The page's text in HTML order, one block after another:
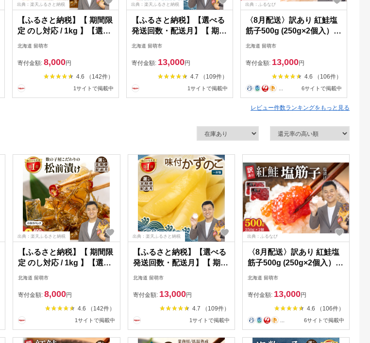
出典：楽天ふるさと納税
【ふるさと納税】【 期間限
定 のし対応 / 1kg 】【選べ
る配送月 / 500g 1kg】数の
400 g / 500 g / 750 g /800 g
/ 1 kg / 2 kg 【選べる数
量・選べる発送回数】数の
子 松前漬け 北海道 珍味 ご
北海道 留萌市
寄付金額: 8,000円
4.6 （142件）
1サイトで掲載中
出典：楽天ふるさと納税
【ふるさと納税】【選べる
発送回数・配送月】【 期間
限定 のし対応 / 500g 】味
袋)1本物 人気 魚卵 高級 北
海道 小分け おつまみ ご飯
のお供 珍味 海鮮 海産物 海
の幸 魚介類 魚卵 味付かず
北海道 留萌市
寄付金額: 13,000円
4.7 （109件）
1サイトで掲載中
出典：ふるなび
〈8月配送〉訳あり 紅鮭塩
筋子500g (250g×2個入）加
藤水産 ひとくちカット す
ぎりの具 贈答 ギフト 人気
留萌市 R002-005-08
北海道 留萌市
寄付金額: 13,000円
4.6 （106件）
6サイトで掲載中
レビュー件数ランキングをもっと見る
出典：楽天ふるさと納税
【ふるさと納税】【 期間限
定 のし対応 / 1kg 】【選べ
る配送月 / 500g 1kg】数の
g / 500 g / 750 g /800 g / 1
kg / 2 kg 【選べる数量・選
べる発送回数】数の子 松前
漬け 北海道 珍味 ごはんの
お供 お正月 おせち 加工品
北海道 留萌市
寄付金額:8,000円
4.6 （142件）
1サイトで掲載中
出典：楽天ふるさと納税
【ふるさと納税】【選べる
発送回数・配送月】【 期間
限定 のし対応 / 500g 】味
袋)1本物 人気 魚卵 高級 北
海道 小分け おつまみ ご飯
のお供 珍味 海鮮 海産物 海
の幸 魚介類 魚卵 味付かず
のこ 塩抜き 味付数の子 や
北海道 留萌市
寄付金額: 13,000円
4.7 （109件）
1サイトで掲載中
出典：ふるなび
〈8月配送〉訳あり 紅鮭塩
筋子500g (250g×2個入）加
藤水産 ひとくちカット す
ぎりの具 贈答 ギフト 人気
留萌市 R002-005-08
北海道 留萌市
寄付金額: 13,000円
4.6 （106件）
6サイトで掲載中